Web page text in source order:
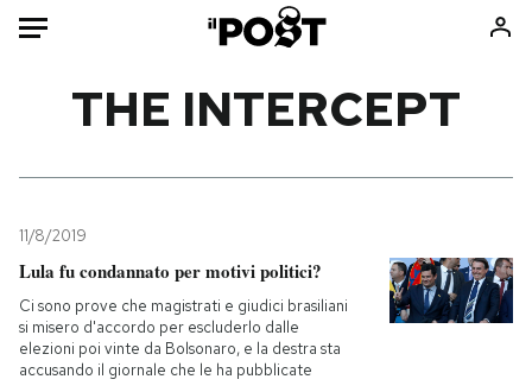
Mondo
Politica
Tecnologia
Internet
Scienza
Consumismi
Storie/Idee
Media
THE INTERCEPT
11/8/2019
Lula fu condannato per motivi politici?
Ci sono prove che magistrati e giudici brasiliani
si misero d'accordo per escluderlo dalle
elezioni poi vinte da Bolsonaro, e la destra sta
accusando il giornale che le ha pubblicate